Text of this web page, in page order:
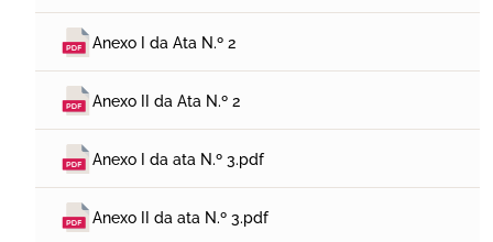
Anexo I da Ata N.º 2
Anexo II da Ata N.º 2
Anexo I da ata N.º 3.pdf
Anexo II da ata N.º 3.pdf